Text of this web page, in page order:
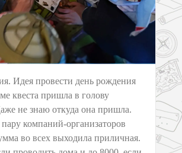
Идея провести день рождения
квеста пришла в голову
не знаю откуда она пришла.
компаний-организаторов
во всех выходила приличная.